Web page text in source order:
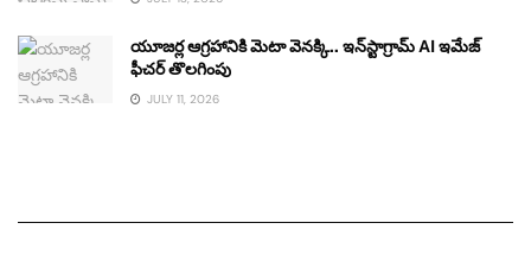
యూజర్ల ఆగ్రహానికి మెటా వెనక్కి.. ఇన్‌స్టాగ్రామ్ AI ఇమేజ్
ఫీచర్ తొలగింపు
JULY 11, 2026